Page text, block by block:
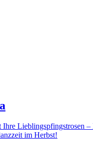
Ihre Lieblingspfingstrosen –
im Herbst!